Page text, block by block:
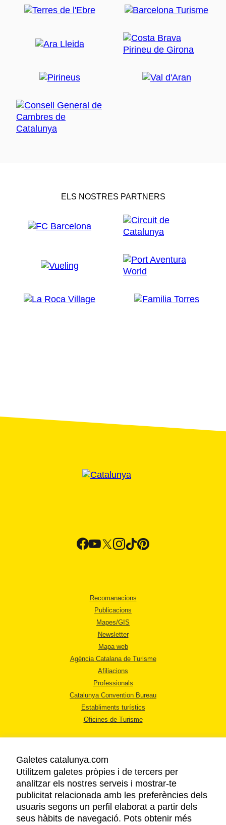
ELS NOSTRES PARTNERS
Recomanacions
Publicacions
Mapes/GIS
Newsletter
Mapa web
Agència Catalana de Turisme
Afiliacions
Professionals
Catalunya Convention Bureau
Establiments turístics
Oficines de Turisme
AVÍS LEGAL
POLÍTICA DE PRIVACITAT
COOKIES
Galetes catalunya.com
Utilitzem galetes pròpies i de tercers per
analitzar els nostres serveis i mostrar-te
publicitat relacionada amb les preferències dels
usuaris segons un perfil elaborat a partir dels
seus hàbits de navegació. Pots obtenir més